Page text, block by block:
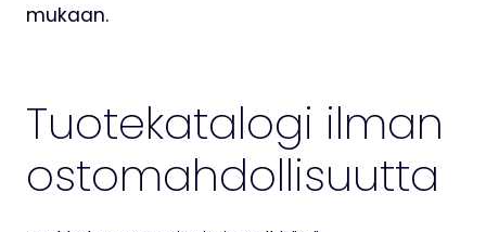
mukaan.
Tuotekatalogi ilman
ostomahdollisuutta